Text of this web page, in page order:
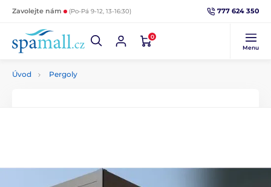
Zavolejte nám (Po-Pá 9-12, 13-16:30) 777 624 350
0
Menu
Úvod Pergoly